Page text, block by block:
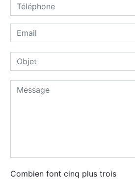
Combien font cinq plus trois